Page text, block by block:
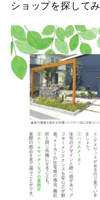
ショップを探して